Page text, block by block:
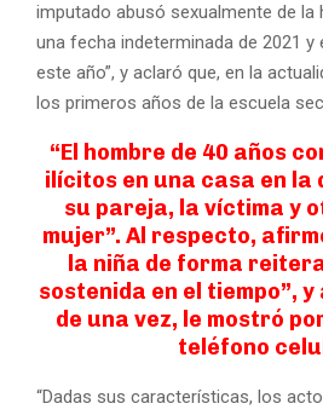
imputado abusó sexualmente de la
una fecha indeterminada de 2021 y
este año”, y aclaró que, en la
los primeros años de la escuela
“El hombre de 40 años
ilícitos en una casa en la
su pareja, la víctima y
mujer”. Al respecto,
la niña de forma
sostenida en el tiempo”,
de una vez, le mostró
teléfono
“Dadas sus características, los